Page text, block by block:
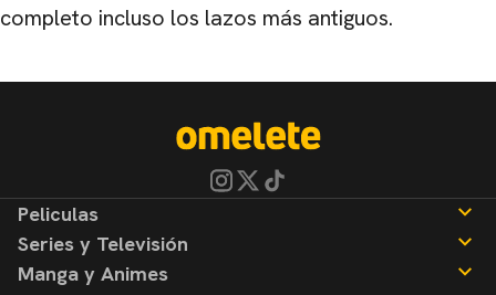
completo incluso los lazos más antiguos.
Peliculas
Noticias
Reseñas
Series y Televisión
Noticias
Manga y Animes